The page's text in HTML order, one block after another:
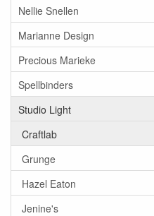
Nellie Snellen
Marianne Design
Precious Marieke
Spellbinders
Studio Light
Craftlab
Grunge
Hazel Eaton
Jenine's